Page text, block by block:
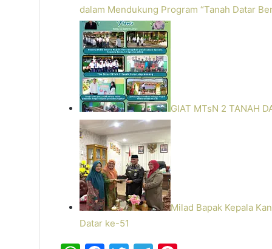
dalam Mendukung Program “Tanah Datar
GIAT MTsN 2 TANAH
Milad Bapak Kepala
Datar ke-51